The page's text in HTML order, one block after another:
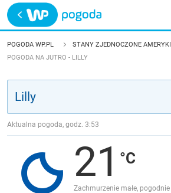
Trwa ładowanie
POLSKA
JAKOŚĆ POWIETRZA
POGODA WP.PL
STANY ZJEDNOCZONE AMERYKI
POGODA NA JUTRO - LILLY
Aktualna pogoda, godz. 3:53
21
Zachmurzenie małe, pogodnie